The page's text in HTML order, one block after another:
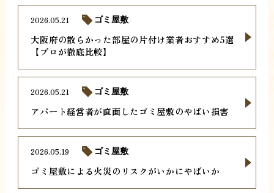
大阪府の散らかった部屋の片付け業者おすすめ5選
【プロが徹底比較】
2026.05.21 ゴミ屋敷
アパート経営者が直面したゴミ屋敷のやばい損害
2026.05.21 ゴミ屋敷
ゴミ屋敷による火災のリスクがいかにやばいか
2026.05.19 ゴミ屋敷